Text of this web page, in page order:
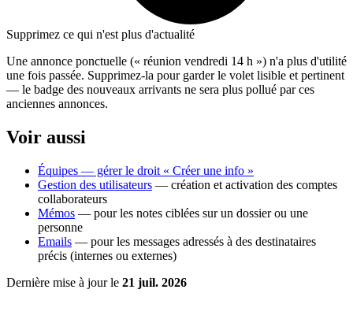
Supprimez ce qui n'est plus d'actualité
Une annonce ponctuelle (« réunion vendredi 14 h ») n'a plus d'utilité
une fois passée. Supprimez-la pour garder le volet lisible et pertinent
— le badge des nouveaux arrivants ne sera plus pollué par ces
anciennes annonces.
Voir aussi
Équipes — gérer le droit « Créer une info »
Gestion des utilisateurs — création et activation des comptes
collaborateurs
Mémos — pour les notes ciblées sur un dossier ou une
personne
Emails — pour les messages adressés à des destinataires
précis (internes ou externes)
Dernière mise à jourle 21 juil. 2026